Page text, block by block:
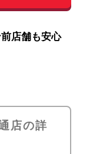
店舗も安心
店の詳